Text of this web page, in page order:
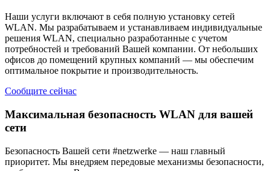
Наши услуги включают в себя полную установку сетей
WLAN. Мы разрабатываем и устанавливаем индивидуальные
решения WLAN, специально разработанные с учетом
потребностей и требований Вашей компании. От небольших
офисов до помещений крупных компаний — мы обеспечим
оптимальное покрытие и производительность.
Сообщите сейчас
Максимальная безопасность WLAN для вашей
сети
Безопасность Вашей сети #netzwerke — наш главный
приоритет. Мы внедряем передовые механизмы безопасности,